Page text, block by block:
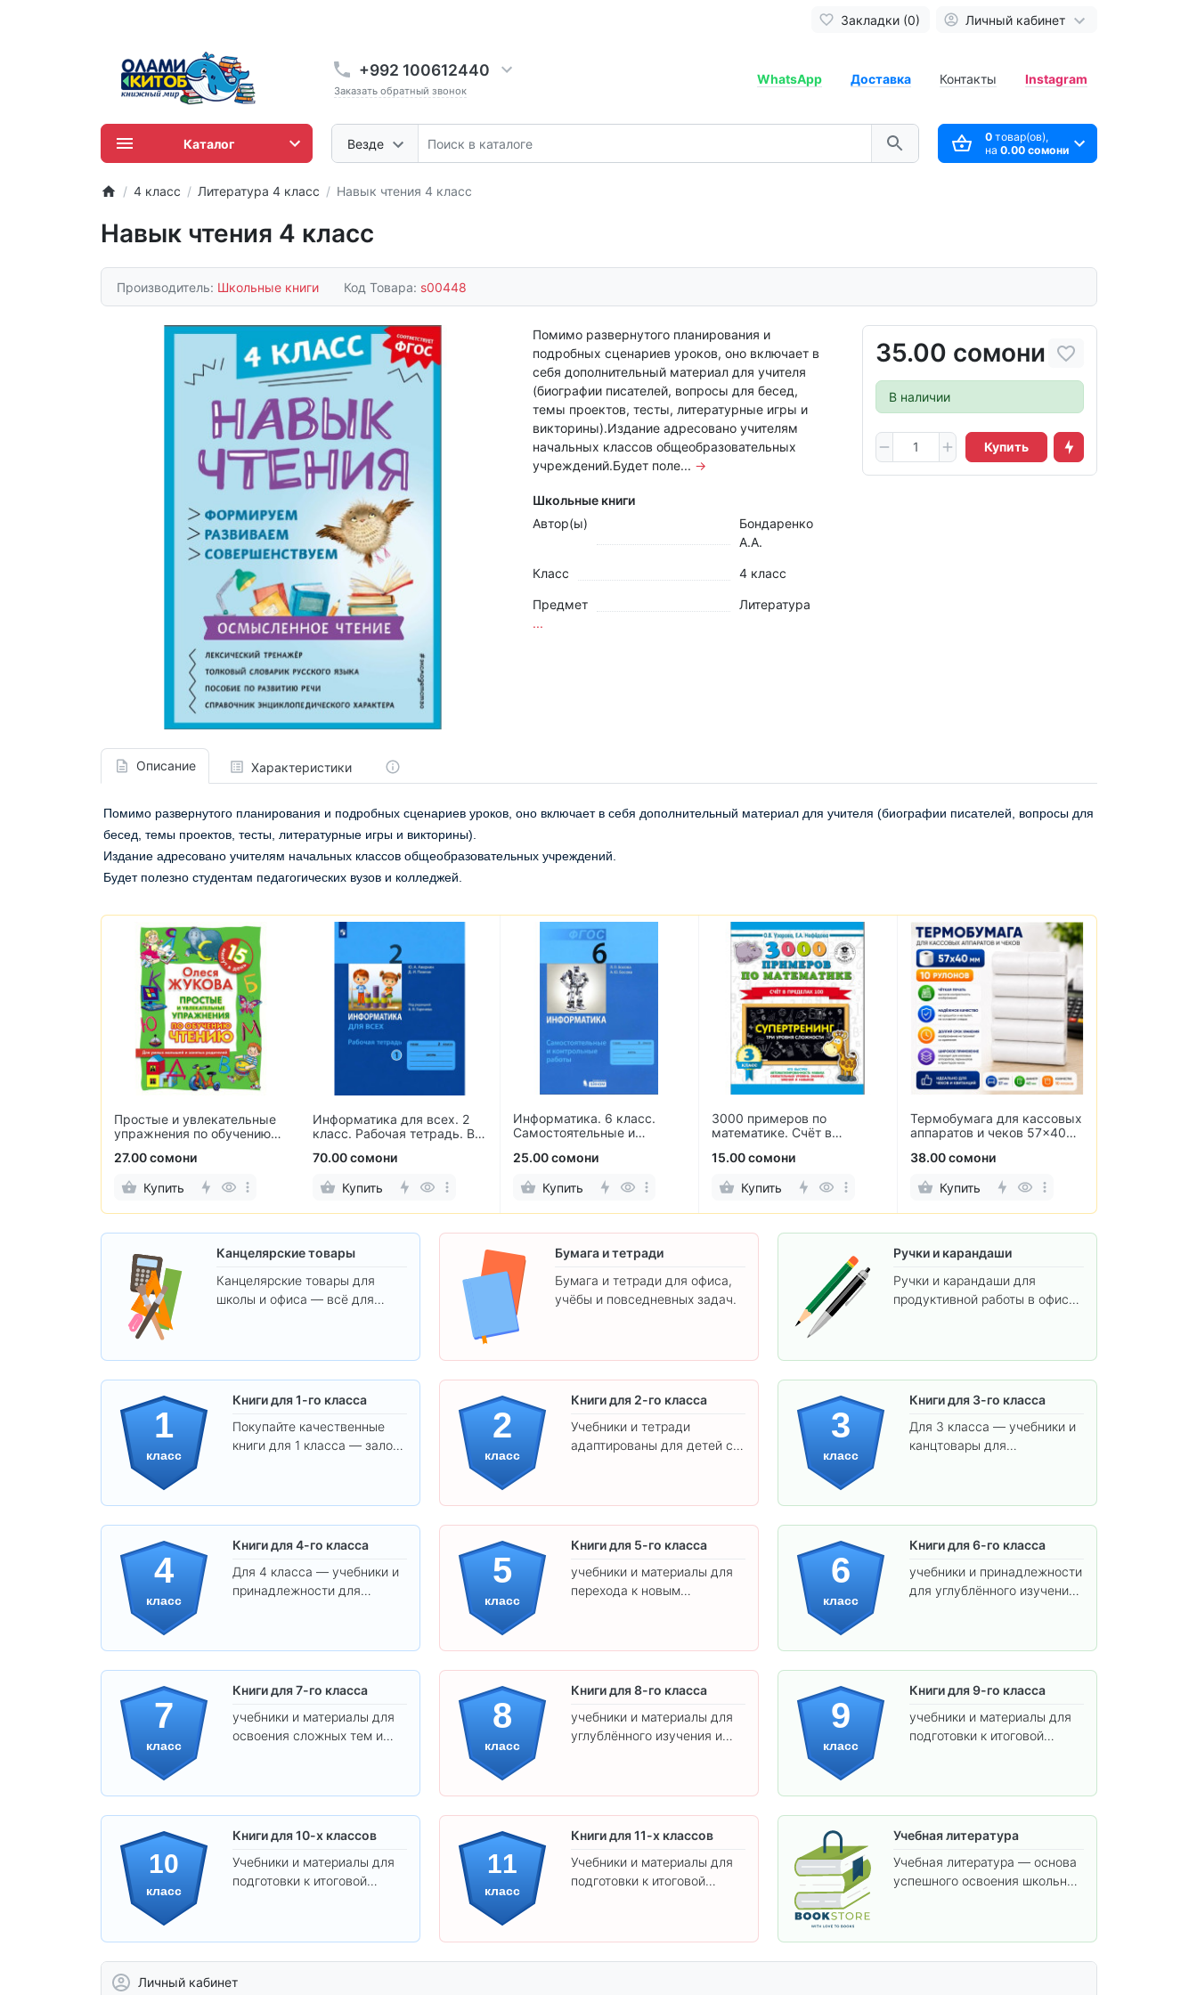
Закладки (0) Личный кабинет
+992 100612440
Заказать обратный звонок
Везде
WhatsApp Доставка Контакты Instagram
0товар(ов),
на 0.00 сомони
Каталог
4 класс Литература 4 класс Навык чтения 4 класс
Навык чтения 4 класс
Производитель: Школьные книги Код Товара: s00448
35.00 сомони
В наличии
Купить
Помимо развернутого планирования и
подробных сценариев уроков, оно включает в
себя дополнительный материал для учителя
(биографии писателей, вопросы для бесед,
темы проектов, тесты, литературные игры и
викторины).Издание адресовано учителям
начальных классов общеобразовательных
учреждений.Будет поле... →
Школьные книги
Автор(ы)
Бондаренко
А.А.
Класс 4 класс
Предмет
Литература
...
Описание Характеристики
Помимо развернутого планирования и подробных сценариев уроков, оно включает в себя дополнительный материал для учителя (биографии писателей, вопросы для
бесед, темы проектов, тесты, литературные игры и викторины).
Издание адресовано учителям начальных классов общеобразовательных учреждений.
Будет полезно студентам педагогических вузов и колледжей.
Информатика для всех. 2
класс. Рабочая тетрадь. В
70.00 сомони
Купить
Информатика. 6 класс.
Самостоятельные и
25.00 сомони
Купить
3000 примеров по
математике. Счёт в
15.00 сомони
Купить
Термобумага для кассовых
аппаратов и чеков 57×40
38.00 сомони
Купить
Химия. 8 класс.
Углублённый уровень
56.00 сомони
Купить
Канцелярские товары
Канцелярские товары для
школы и офиса — всё для
Бумага и тетради
Бумага и тетради для офиса,
учёбы и повседневных задач.
Ручки и карандаши
Ручки и карандаши для
продуктивной работы в офисе
1
класс
Книги для 1-го класса
Покупайте качественные
книги для 1 класса — залог
2
класс
Книги для 2-го класса
Учебники и тетради
адаптированы для детей с
3
класс
Книги для 3-го класса
Для 3 класса — учебники и
канцтовары для
4
класс
Книги для 4-го класса
Для 4 класса — учебники и
принадлежности для
5
класс
Книги для 5-го класса
учебники и материалы для
перехода к новым
6
класс
Книги для 6-го класса
учебники и принадлежности
для углублённого изучения
7
класс
Книги для 7-го класса
учебники и материалы для
освоения сложных тем и
8
класс
Книги для 8-го класса
учебники и материалы для
углублённого изучения и
9
класс
Книги для 9-го класса
учебники и материалы для
подготовки к итоговой
10
класс
Книги для 10-х классов
Учебники и материалы для
подготовки к итоговой
11
класс
Книги для 11-х классов
Учебники и материалы для
подготовки к итоговой
Учебная литература
Учебная литература — основа
успешного освоения школьной
Личный кабинет